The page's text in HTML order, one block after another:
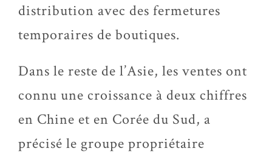
distribution avec des fermetures
temporaires de boutiques.
Dans le reste de l’Asie, les ventes ont
connu une croissance à deux chiffres
en Chine et en Corée du Sud, a
précisé le groupe propriétaire